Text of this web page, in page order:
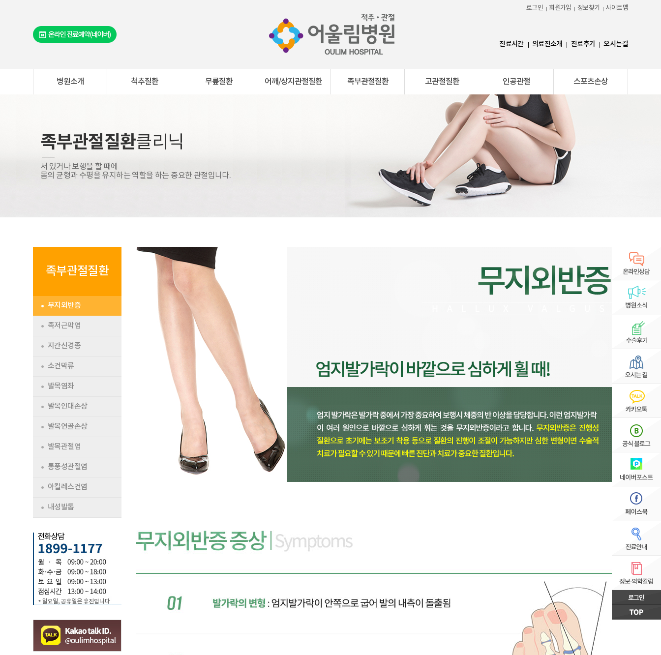
로그인 회원가입 정보찾기 사이트맵
진료시간 의료진소개 진료후기 오시는길
병원소개 척추질환 무릎질환 어깨/상지관절질환 족부관절질환 고관절질환 인공관절 스포츠손상
족부관절질환클리닉
서 있거나 보행을 할 때에
몸의 균형과 수평을 유지하는 역할을 하는 중요한 관절입니다.
족부관절질환
무지외반증
족저근막염
지간신경종
소건막류
발목염좌
발목인대손상
발목연골손상
발목관절염
통풍성관절염
아킬레스건염
내성발톱